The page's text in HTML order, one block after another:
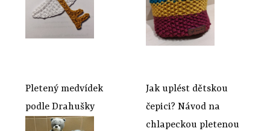
Pletený medvídek
podle Drahušky
Jak uplést dětskou
čepici? Návod na
chlapeckou pletenou